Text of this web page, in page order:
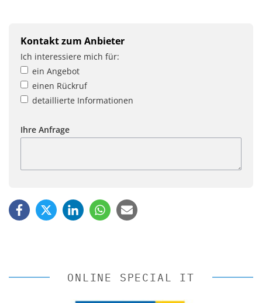
Kontakt zum Anbieter
Ich interessiere mich für:
ein Angebot
einen Rückruf
detaillierte Informationen
Ihre Anfrage
ONLINE SPECIAL IT